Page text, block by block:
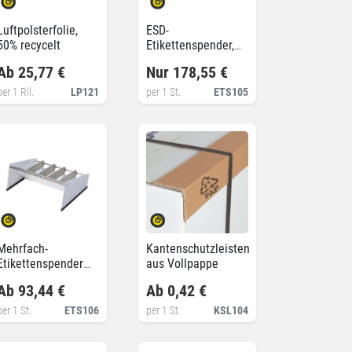
recycelt
LP121
25,77 €
1 Rll.
ESD-
Etikettenspender,
ETS105
Nur 178,55 €
per 1 St.
ETS106
93,44 €
1 St.
Kantenschutzleisten
aus Vollpappe
KSL104
Ab 0,42 €
per 1 St.